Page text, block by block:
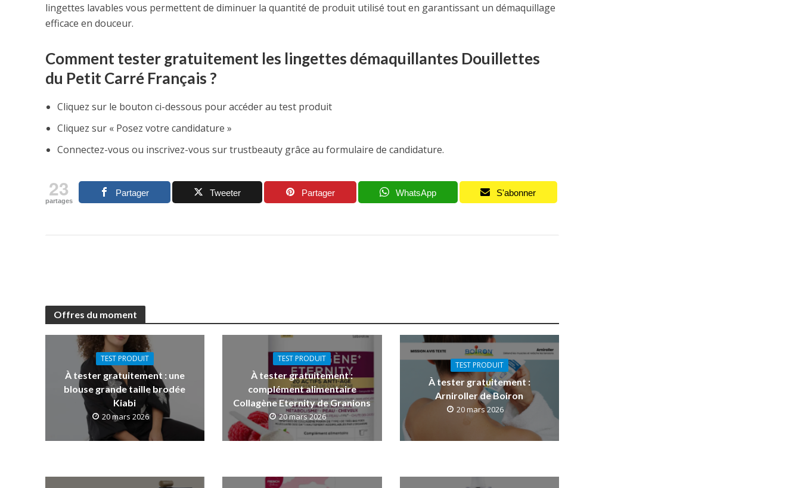
lingettes lavables vous permettent de diminuer la quantité de produit utilisé tout en garantissant un démaquillage
efficace en douceur.
Comment tester gratuitement les lingettes démaquillantes Douillettes
du Petit Carré Français ?
Cliquez sur le bouton ci-dessous pour accéder au test produit
Cliquez sur « Posez votre candidature »
Connectez-vous ou inscrivez-vous sur trustbeauty grâce au formulaire de candidature.
23
partages
Partager Tweeter Partager WhatsApp S'abonner
Offres du moment
TEST PRODUIT
À tester gratuitement : une
blouse grande taille brodée
Kiabi
20 mars 2026
TEST PRODUIT
À tester gratuitement :
complément alimentaire
Collagène Eternity de Granions
20 mars 2026
TEST PRODUIT
À tester gratuitement :
Arniroller de Boiron
20 mars 2026